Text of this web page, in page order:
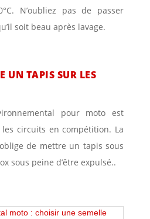
N’oubliez pas de passer
soit beau après lavage.
UN TAPIS SUR LES
pour moto est
circuits en compétition. La
de mettre un tapis sous
sous peine d’être expulsé..